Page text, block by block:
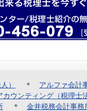
） ＊ アルファ会計
カウンティング（税理士
＊ 金井税務会計事務